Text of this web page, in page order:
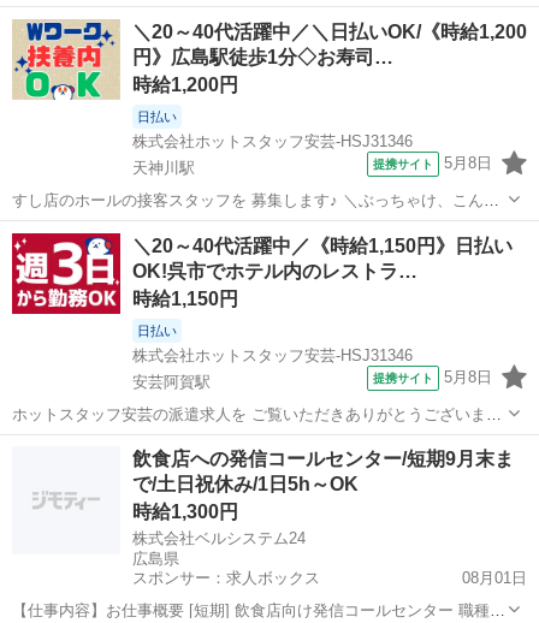
━━━v━━━━━━━━━━━━━━ ・お客さまが来店されたら席
へご案内する ・オーダー(注文)を伺う ...
＼20～40代活躍中／＼日払いOK/《時給1,200
円》広島駅徒歩1分◇お寿司…
時給1,200円
日払い
株式会社ホットスタッフ安芸-HSJ31346
天神川駅
提携サイト 5月8日
すし店のホールの接客スタッフを 募集します♪ ＼ぶっちゃけ、こんな
お仕事。♪/ ━━━v━━━━━━━━━━━━━━ ・お客さまが来店
されたら席へご案内する ・オーダー(注文)を伺う ・料理や飲み物を提
供する ・テーブルのセ...
広島 天神川駅 ファミレス
＼20～40代活躍中／《時給1,150円》日払い
OK!呉市でホテル内のレストラ…
時給1,150円
日払い
株式会社ホットスタッフ安芸-HSJ31346
安芸阿賀駅
提携サイト 5月8日
ホットスタッフ安芸の派遣求人を ご覧いただきありがとうございます!
ホテル内のレストランにて 接客業務をお任せします!
━━━━━━━━━━━━━━━━━━ ＼ ぶっちゃけ、こんなお仕
事。 / ━━━v━━━━━━━━...
安芸阿賀駅 ファミレス
飲食店への発信コールセンター/短期9月末ま
で/土日祝休み/1日5h～OK
時給1,300円
株式会社ベルシステム24
広島県
スポンサー：求人ボックス
08月01日
【仕事内容】お仕事概要 [短期] 飲食店向け発信コールセンター 職種